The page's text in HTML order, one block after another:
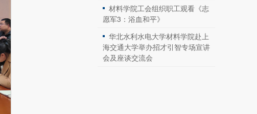
材料学院工会组织职工观看《志
愿军3：浴血和平》
华北水利水电大学材料学院赴上
海交通大学举办招才引智专场宣讲
会及座谈交流会